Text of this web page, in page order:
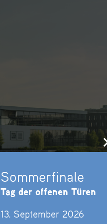
Sommerfinale
Tag der offenen Türen
13. September 2026